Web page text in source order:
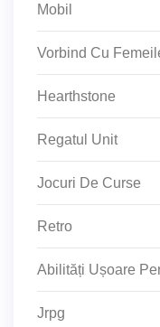
Mobil
Vorbind Cu
Hearthstone
Regatul Unit
Jocuri De Curse
Retro
Abilități Ușoare
Jrpg